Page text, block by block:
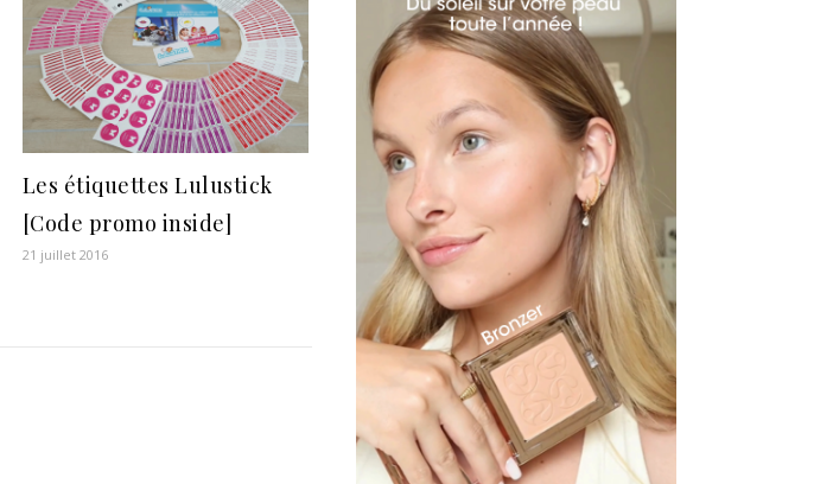
Les étiquettes Lulustick
[Code promo inside]
21 juillet 2016